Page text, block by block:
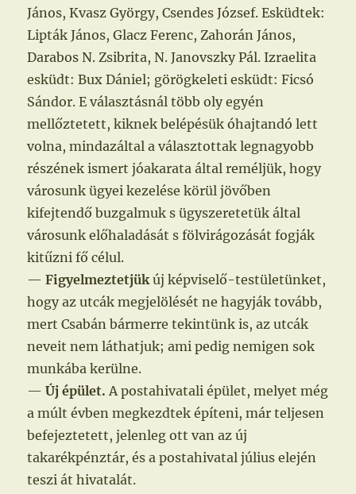
János, Kvasz György, Csendes József. Esküdtek:
Lipták János, Glacz Ferenc, Zahorán János,
Darabos N. Zsibrita, N. Janovszky Pál. Izraelita
esküdt: Bux Dániel; görögkeleti esküdt: Ficsó
Sándor. E választásnál több oly egyén
mellőztetett, kiknek belépésük óhajtandó lett
volna, mindazáltal a választottak legnagyobb
részének ismert jóakarata által reméljük, hogy
városunk ügyei kezelése körül jövőben
kifejtendő buzgalmuk s ügyszeretetük által
városunk előhaladását s fölvirágozását fogják
kitűzni fő célul.
—Figyelmeztetjükúj képviselő-testületünket,
hogy az utcák megjelölését ne hagyják tovább,
mert Csabán bármerre tekintünk is, az utcák
neveit nem láthatjuk; ami pedig nemigen sok
munkába kerülne.
—Új épület. A postahivatali épület, melyet még
a múlt évben megkezdtek építeni, már teljesen
befejeztetett, jelenleg ott van az új
takarékpénztár, és a postahivatal július elején
teszi át hivatalát.